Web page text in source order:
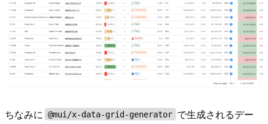
ちなみに @mui/x-data-grid-generator で生成されるデー